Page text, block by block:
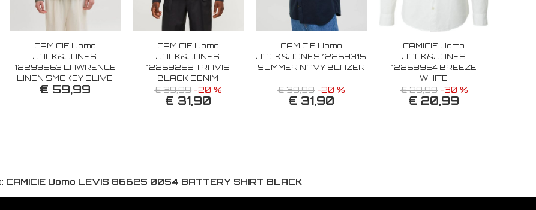
CAMICIE Uomo
JACK&JONES
12293563 LAWRENCE
LINEN SMOKEY OLIVE
€ 59,99
CAMICIE Uomo
JACK&JONES
12269262 TRAVIS
BLACK DENIM
€ 39,99 -20 %
€ 31,90
CAMICIE Uomo
JACK&JONES 12269315
SUMMER NAVY BLAZER
€ 39,99 -20 %
€ 31,90
CAMICIE Uomo
JACK&JONES
12268964 BREEZE
WHITE
€ 29,99-30 %
€ 20,99
CAMICIE Uomo LEVIS 86625 0054 BATTERY SHIRT BLACK